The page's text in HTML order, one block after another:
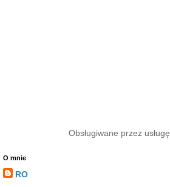
Obsługiwane przez usługę
O mnie
RO